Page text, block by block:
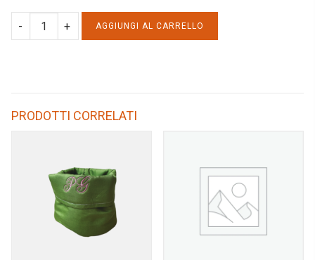
CUSCINO
A
quantity
AGGIUNGI AL CARRELLO
PRODOTTI CORRELATI